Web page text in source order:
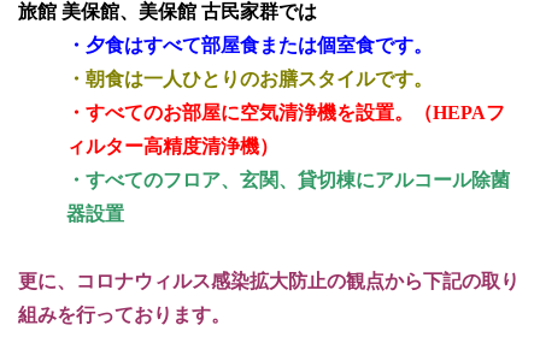
旅館 美保館、美保館 古民家群では
・夕食はすべて部屋食または個室食です。
・朝食は一人ひとりのお膳スタイルです。
・すべてのお部屋に空気清浄機を設置。
（HEPAフ
ィルター高精度清浄機）
・すべてのフロア、玄関、貸切棟にアルコール除菌
器設置
更に、コロナウィルス感染拡大防止の観点から下記の取り
組みを行っております。